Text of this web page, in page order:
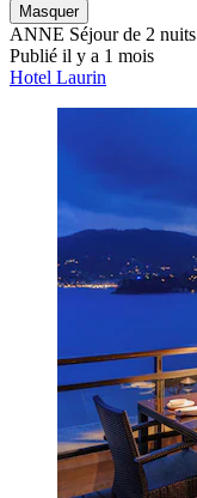
Masquer
ANNE Séjour de 2 nuits
Publié il y a 1 mois
Hotel Laurin